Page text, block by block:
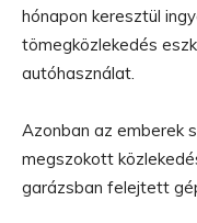
hónapon keresztül
tömegközlekedés
autóhasználat.
Azonban az emberek
megszokott
garázsban felejtett